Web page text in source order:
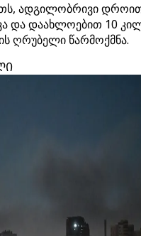
ადგილობრივი
და დაახლოებით 10
ღრუბელი წარმოქმნა.